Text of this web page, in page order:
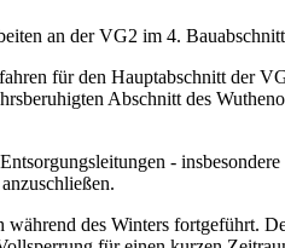
an der VG2 im 4.
für den Hauptabschnitt der
Abschnitt des
-
des Winters fortgeführt.